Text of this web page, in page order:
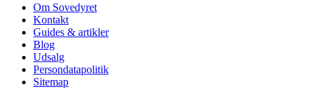
Om Sovedyret
Kontakt
Guides & artikler
Blog
Udsalg
Persondatapolitik
Sitemap